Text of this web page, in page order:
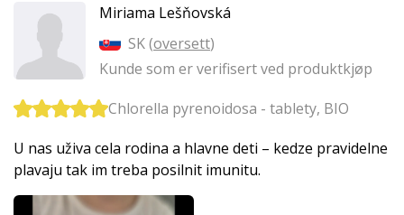
Miriama Lešňovská
SK (oversett)
Kunde som er verifisert ved produktkjøp
Chlorella pyrenoidosa - tablety, BIO
U nas uživa cela rodina a hlavne deti – kedze pravidelne
plavaju tak im treba posilnit imunitu.